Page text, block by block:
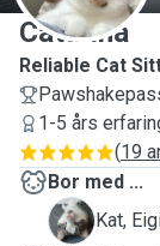
Catarina
Reliable Cat
1-5 års
(19
Bor med ...
E
Kat,